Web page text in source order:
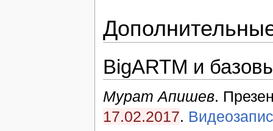
BigARTM и
Мурат Апишев.
17.02.2017.